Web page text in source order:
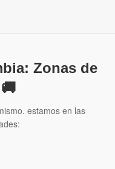
Zonas de
estamos en las